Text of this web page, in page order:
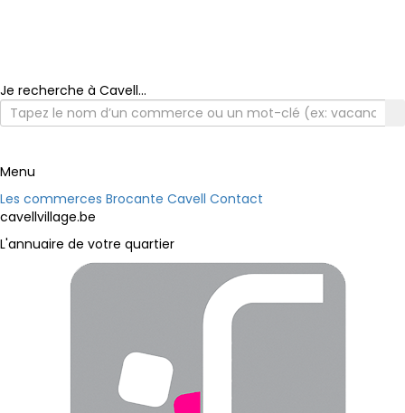
Je recherche à Cavell...
Menu
Les commerces Brocante Cavell Contact
cavellvillage.be
L'annuaire de votre quartier